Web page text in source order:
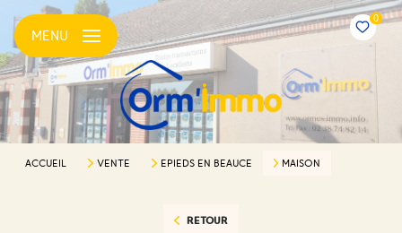
0
MENU
ACCUEIL VENTE EPIEDS EN BEAUCE MAISON
RETOUR